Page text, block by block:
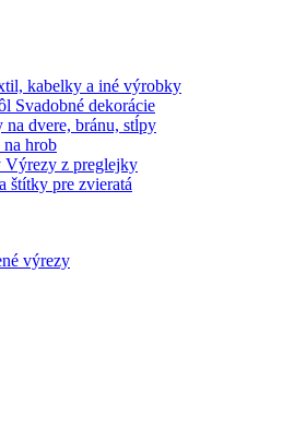
kabelky a iné výrobky
Svadobné dekorácie
dvere, bránu, stĺpy
hrob
Výrezy z preglejky
štítky pre zvieratá
výrezy